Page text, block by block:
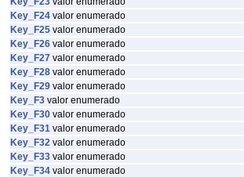
Key_F24 valor enumerado
Key_F25 valor enumerado
Key_F26 valor enumerado
Key_F27 valor enumerado
Key_F28 valor enumerado
Key_F29 valor enumerado
Key_F3 valor enumerado
Key_F30 valor enumerado
Key_F31 valor enumerado
Key_F32 valor enumerado
Key_F33 valor enumerado
Key_F34 valor enumerado